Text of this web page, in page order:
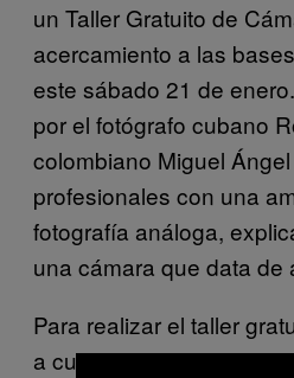
un Taller Gratuito de
acercamiento a las
este sábado 21 de
por el fotógrafo cubano
colombiano Miguel
profesionales con una
fotografía análoga,
una cámara que data de
Para realizar el taller
a cualquiera de las dos